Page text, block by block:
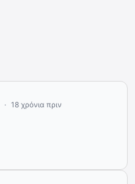
18 χρόνια πριν